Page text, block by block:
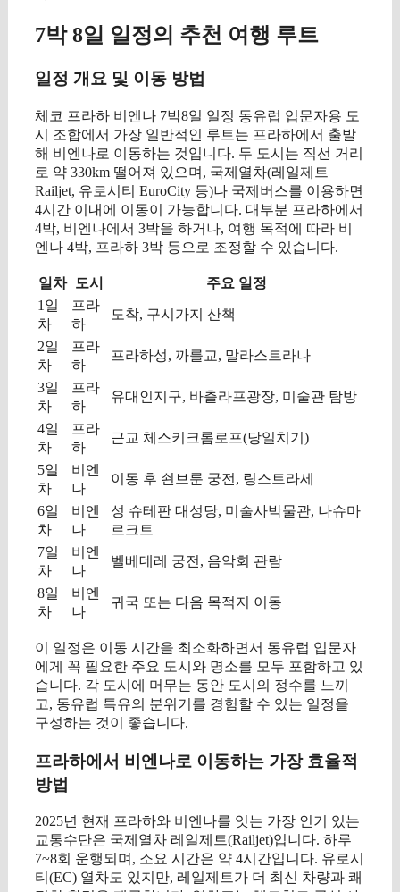
7박 8일 일정의 추천 여행 루트
일정 개요 및 이동 방법
체코 프라하 비엔나 7박8일 일정 동유럽 입문자용 도
시 조합에서 가장 일반적인 루트는 프라하에서 출발
해 비엔나로 이동하는 것입니다. 두 도시는 직선 거리
로 약 330km 떨어져 있으며, 국제열차(레일제트
Railjet, 유로시티 EuroCity 등)나 국제버스를 이용하면
4시간 이내에 이동이 가능합니다. 대부분 프라하에서
4박, 비엔나에서 3박을 하거나, 여행 목적에 따라 비
엔나 4박, 프라하 3박 등으로 조정할 수 있습니다.
일차 도시
주요 일정
1일
차
프라
하
도착, 구시가지 산책
2일
차
프라
하
프라하성, 까를교, 말라스트라나
3일
차
프라
하
유대인지구, 바츨라프광장, 미술관 탐방
4일
차
프라
하
근교 체스키크롬로프(당일치기)
5일
차
비엔
나
이동 후 쇤브룬 궁전, 링스트라세
6일
차
비엔
나
성 슈테판 대성당, 미술사박물관, 나슈마
르크트
7일
차
비엔
나
벨베데레 궁전, 음악회 관람
8일
차
비엔
나
귀국 또는 다음 목적지 이동
이 일정은 이동 시간을 최소화하면서 동유럽 입문자
에게 꼭 필요한 주요 도시와 명소를 모두 포함하고 있
습니다. 각 도시에 머무는 동안 도시의 정수를 느끼
고, 동유럽 특유의 분위기를 경험할 수 있는 일정을
구성하는 것이 좋습니다.
프라하에서 비엔나로 이동하는 가장 효율적
방법
2025년 현재 프라하와 비엔나를 잇는 가장 인기 있는
교통수단은 국제열차 레일제트(Railjet)입니다. 하루
7~8회 운행되며, 소요 시간은 약 4시간입니다. 유로시
티(EC) 열차도 있지만, 레일제트가 더 최신 차량과 쾌